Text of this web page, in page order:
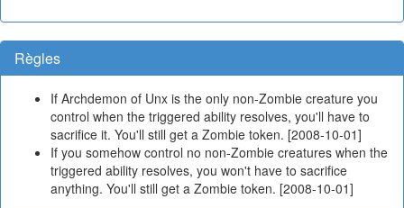
Règles
If Archdemon of Unx is the only non-Zombie creature you
control when the triggered ability resolves, you'll have to
sacrifice it. You'll still get a Zombie token. [2008-10-01]
If you somehow control no non-Zombie creatures when the
triggered ability resolves, you won't have to sacrifice
anything. You'll still get a Zombie token. [2008-10-01]